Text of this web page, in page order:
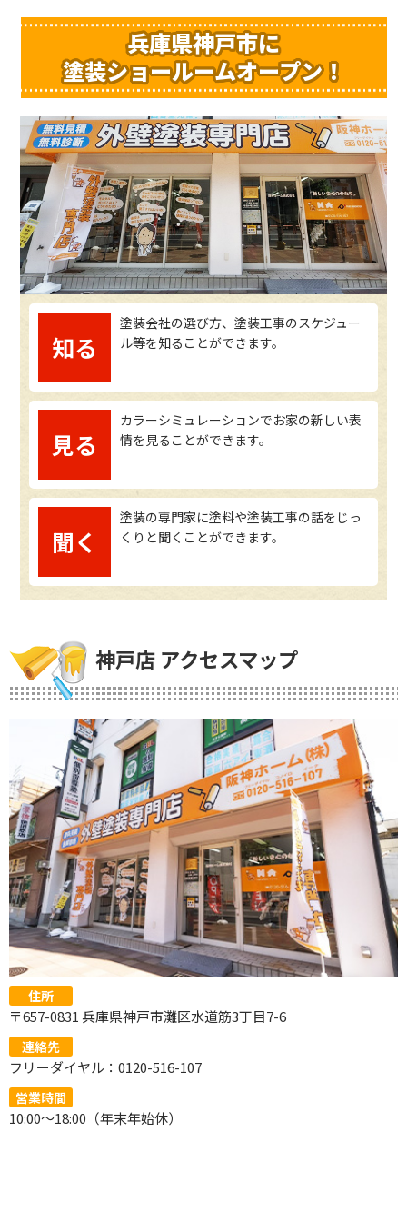
兵庫県神戸市に
塗装ショールームオープン！
知る
塗装会社の選び方、塗装工事のスケジュー
ル等を知ることができます。
見る
カラーシミュレーションでお家の新しい表
情を見ることができます。
聞く
塗装の専門家に塗料や塗装工事の話をじっ
くりと聞くことができます。
神戸店 アクセスマップ
住所
〒657-0831 兵庫県神戸市灘区水道筋3丁目7-6
連絡先
フリーダイヤル：0120-516-107
営業時間
10:00～18:00（年末年始休）